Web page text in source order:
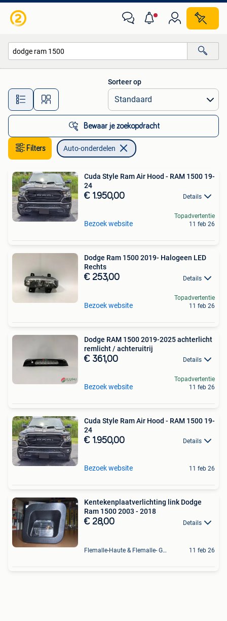
Alle afstanden…
Sorteer op
Bewaar je zoekopdracht
Filters Auto-onderdelen
Cuda Style Ram Air Hood - RAM 1500 19-
24
€ 1.950,00 Details
Bezoek website
Topadvertentie
11 feb 26
Dodge Ram 1500 2019- Halogeen LED
Rechts
€ 253,00 Details
Bezoek website
Topadvertentie
11 feb 26
Dodge RAM 1500 2019-2025 achterlicht
remlicht / achteruitrij
€ 361,00 Details
Bezoek website
Topadvertentie
11 feb 26
Cuda Style Ram Air Hood - RAM 1500 19-
24
€ 1.950,00 Details
Bezoek website 11 feb 26
Kentekenplaatverlichting link Dodge
Ram 1500 2003 - 2018
€ 28,00 Details
Flemalle-Haute & Flemalle- Grande & Partie Awirs 11 feb 26